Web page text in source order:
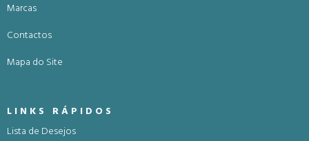
Marcas
Contactos
Mapa do Site
LINKS RÁPIDOS
Lista de Desejos